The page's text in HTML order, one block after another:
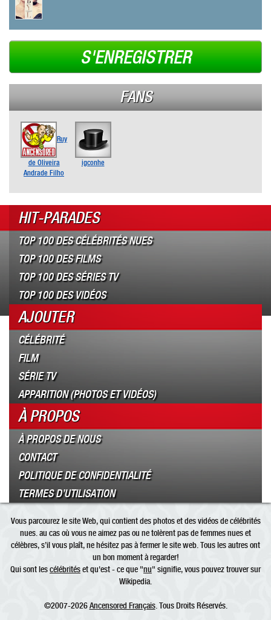
S'ENREGISTRER
FANS
Ruy
de Oliveira
Andrade Filho
igconhe
HIT-PARADES
TOP 100 DES CÉLÉBRITÉS NUES
TOP 100 DES FILMS
TOP 100 DES SÉRIES TV
TOP 100 DES VIDÉOS
AJOUTER
CÉLÉBRITÉ
FILM
SÉRIE TV
APPARITION (PHOTOS ET VIDÉOS)
À PROPOS
À PROPOS DE NOUS
CONTACT
POLITIQUE DE CONFIDENTIALITÉ
TERMES D’UTILISATION
Vous parcourez le site Web, qui contient des photos et des vidéos de célébrités
nues. au cas où vous ne aimez pas ou ne tolèrent pas de femmes nues et
célèbres, s’il vous plaît, ne hésitez pas à fermer le site web. Tous les autres ont
un bon moment à regarder!
Qui sont lescélébritéset qu'est - ce que "nu" signifie, vous pouvez trouver sur
Wikipedia.
©2007-2026Ancensored Français. Tous Droits Réservés.